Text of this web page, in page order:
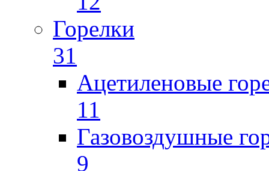
Горелки
31
Ацетиленовые
11
Газовоздушные
9